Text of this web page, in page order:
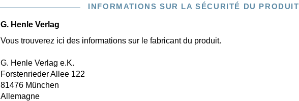
INFORMATIONS SUR LA SÉCURITÉ DU PRODUIT
G. Henle Verlag
Vous trouverez ici des informations sur le fabricant du produit.
G. Henle Verlag e.K.
Forstenrieder Allee 122
81476 München
Allemagne